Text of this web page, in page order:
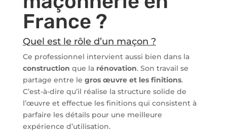
France ?
Quel est le rôle d’un maçon ?
Ce professionnel intervient aussi bien dans la
construction que la rénovation. Son travail se
partage entre le gros œuvre et les finitions.
C’est-à-dire qu’il réalise la structure solide de
l’œuvre et effectue les finitions qui consistent à
parfaire les détails pour une meilleure
expérience d’utilisation.